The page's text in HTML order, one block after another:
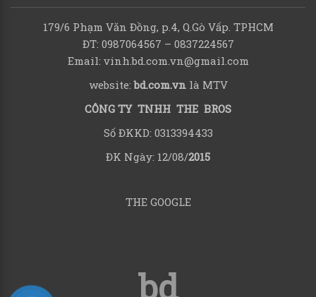
179/6 Phạm Văn Đồng, p.4, Q.Gò Vấp. TPHCM
ĐT: 0987064567 – 0837224567
Email: vinh.bd.com.vn@gmail.com
website:bd.com.vnlà MTV
CÔNG TY TNHH THE BROS
Số ĐKKD: 0313394433
ĐK Ngày: 12/08/2015
THE GOOGLE
bd